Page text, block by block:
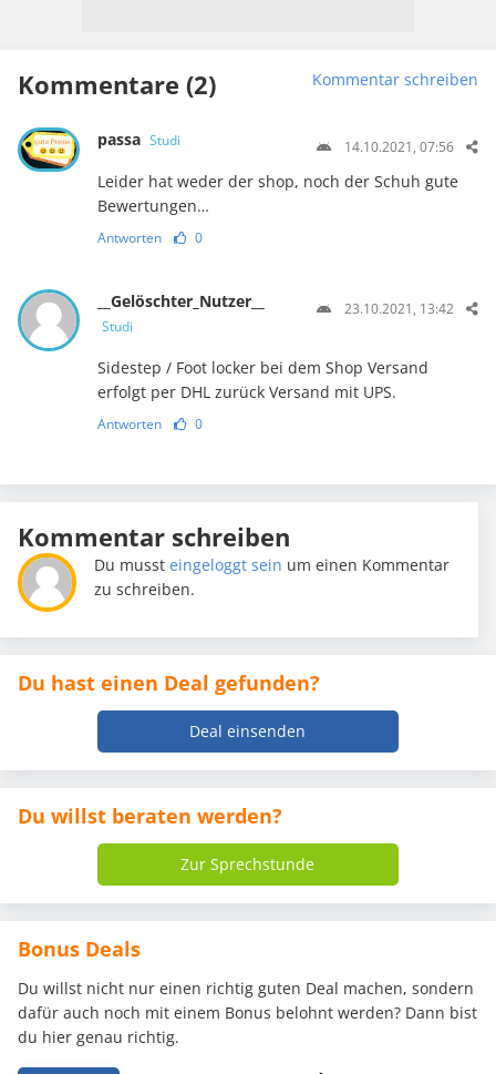
Kommentare (2) Kommentar schreiben
passa Studi 14.10.2021, 07:56
Leider hat weder der shop, noch der Schuh gute
Bewertungen…
Antworten 0
__Gelöschter_Nutzer__
Studi
23.10.2021, 13:42
Sidestep / Foot locker bei dem Shop Versand
erfolgt per DHL zurück Versand mit UPS.
Antworten 0
Kommentar schreiben
Du mussteingeloggt sein um einen Kommentar
zu schreiben.
Du hast einen Deal gefunden?
Deal einsenden
Du willst beraten werden?
Zur Sprechstunde
Bonus Deals
Du willst nicht nur einen richtig guten Deal machen, sondern
dafür auch noch mit einem Bonus belohnt werden? Dann bist
du hier genau richtig.